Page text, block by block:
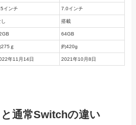
インチ 7.0インチ
搭載
64GB
275ｇ 約420g
年11月14日 2021年10月8日
通常Switchの違い